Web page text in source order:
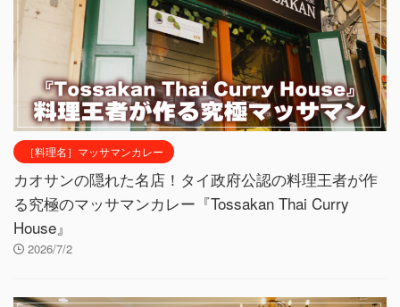
［料理名］マッサマンカレー
カオサンの隠れた名店！タイ政府公認の料理王者が作
る究極のマッサマンカレー『Tossakan Thai Curry
House』
2026/7/2